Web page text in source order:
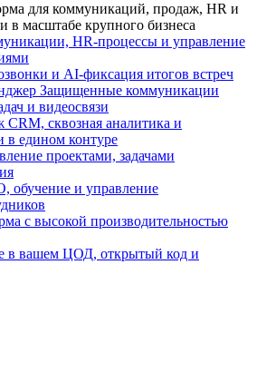
для коммуникаций, продаж, HR и
в масштабе крупного бизнеса
HR-процессы и управление
и AI-фиксация итогов встреч
Защищенные коммуникации
и видеосвязи
CRM, сквозная аналитика и
в едином контуре
проектами, задачами
обучение и управление
с высокой производительностью
в вашем ЦОД, открытый код и